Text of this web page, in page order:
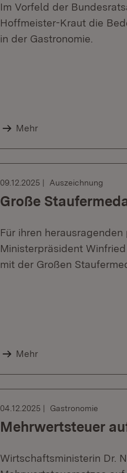
Im Vorfeld der
Hoffmeister-Kraut die
in der Gastronomie.
Mehr
09.12.2025 Auszeichnung
Große
Für ihren
Ministerpräsident
mit der Großen
Mehr
04.12.2025 Gastronomie
Mehrwertsteuer
Wirtschaftsministerin Dr.